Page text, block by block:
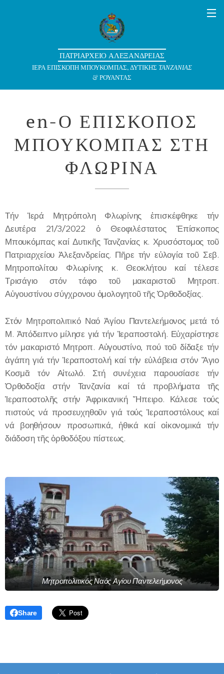
ΠΑΤΡΙΑΡΧΕΙΟ ΑΛΕΞΑΝΔΡΕΙΑΣ
ΙΕΡΑ ΕΠΙΣΚΟΠΗ ΜΠΟΥΚΟΜΠΑΣ, ΔΥΤΙΚΗΣ ΤΑΝΖΑΝΙΑΣ
& ΡΟΥΑΝΤΑΣ
en-Ο ΕΠΙΣΚΟΠΟΣ
ΜΠΟΥΚΟΜΠΑΣ ΣΤΗ
ΦΛΩΡΙΝΑ
Τήν Ἱερά Μητρόπολη Φλωρίνης ἐπισκέφθηκε τήν
Δευτέρα 21/3/2022 ὁ Θεοφιλέστατος Ἐπίσκοπος
Μπουκόμπας καί Δυτικῆς Τανζανίας κ. Χρυσόστομος τοῦ
Πατριαρχείου Ἀλεξανδρείας. Πῆρε τήν εὐλογία τοῦ Σεβ.
Μητροπολίτου Φλωρίνης κ. Θεοκλήτου καί τέλεσε
Τρισάγιο στόν τάφο τοῦ μακαριστοῦ Μητροπ.
Αὐγουστίνου σύγχρονου ὁμολογητοῦ τῆς Ὀρθοδοξίας.
Στόν Μητροπολιτικό Ναό Ἁγίου Παντελεήμονος μετά τό
Μ. Ἀπόδειπνο μίλησε γιά τήν Ἱεραποστολή. Εὐχαρίστησε
τόν μακαριστό Μητροπ. Αὐγουστίνο, πού τοῦ δίδαξε τήν
ἀγάπη γιά τήν Ἱεραποστολή καί τήν εὐλάβεια στόν Ἅγιο
Κοσμᾶ τόν Αἰτωλό. Στή συνέχεια παρουσίασε τήν
Ὀρθοδοξία στήν Τανζανία καί τά προβλήματα τῆς
Ἱεραποστολῆς στήν Ἀφρικανική Ἤπειρο. Κάλεσε τούς
πιστούς νά προσευχηθοῦν γιά τούς Ἱεραποστόλους καί
νά βοηθήσουν προσωπικά, ἠθικά καί οἰκονομικά τήν
διάδοση τῆς ὀρθοδόξου πίστεως.
Μητροπολιτικός Ναός Αγίου Παντελεήμονος
Share